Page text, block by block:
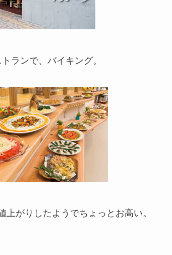
ランで、バイキング。
上がりしたようでちょっとお高い。